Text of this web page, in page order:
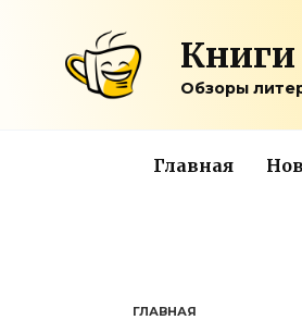
содержанию
Книги
Обзоры
Главная
ГЛАВНАЯ